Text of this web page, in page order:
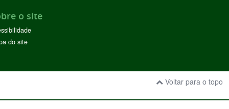
o site
do site
Voltar para o topo